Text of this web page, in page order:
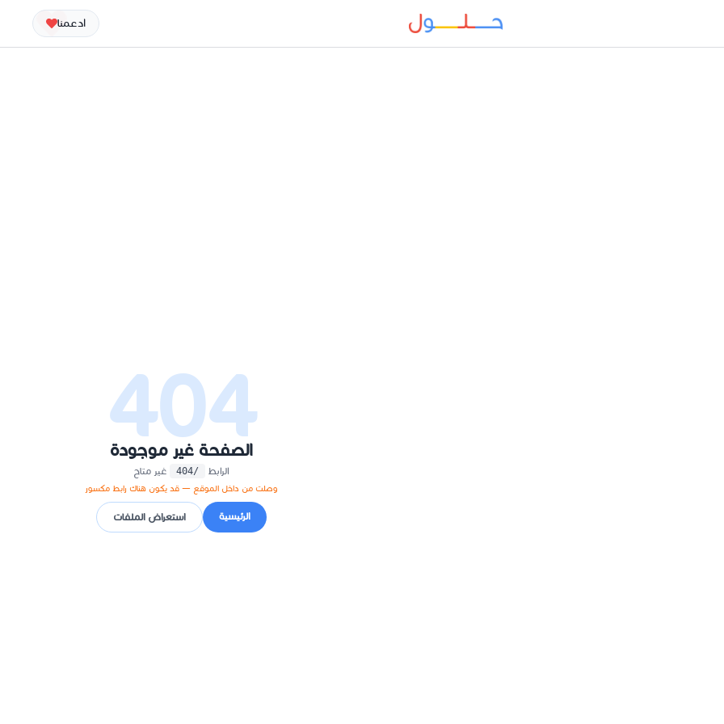
ادعمنا
404
الصفحة غير موجودة
الرابط /404 غير متاح
وصلت من داخل الموقع — قد يكون هناك رابط مكسور
الرئيسية استعراض الملفات